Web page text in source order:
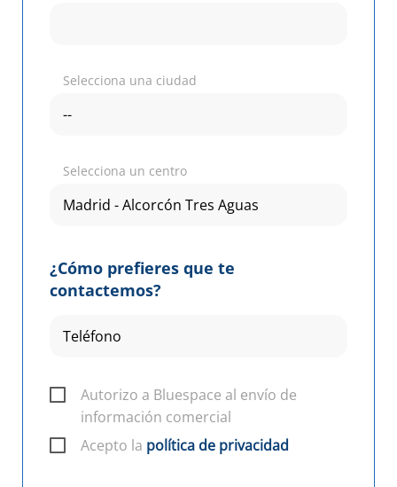
Selecciona una ciudad
Selecciona un centro
¿Cómo prefieres que te
contactemos?
Autorizo a Bluespace al envío de
información comercial
Acepto la política de privacidad